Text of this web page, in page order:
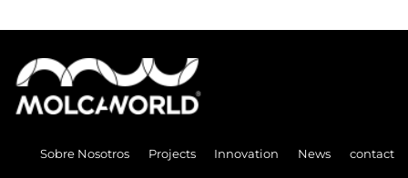
contact
News
Innovation
Projects
Sobre Nosotros